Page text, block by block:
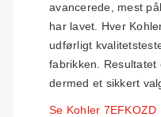
avancerede, mest
har lavet. Hver
udførligt
fabrikken. Resultatet
dermed et sikkert
Se Kohler